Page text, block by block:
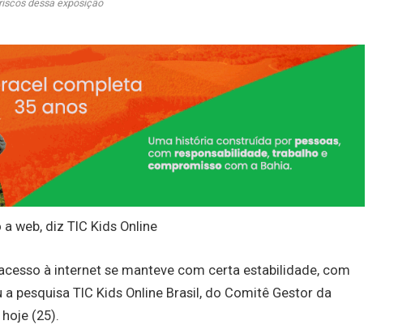
riscos dessa exposição
web, diz TIC Kids Online
à internet se manteve com certa estabilidade, com
pesquisa TIC Kids Online Brasil, do Comitê Gestor da
(25).